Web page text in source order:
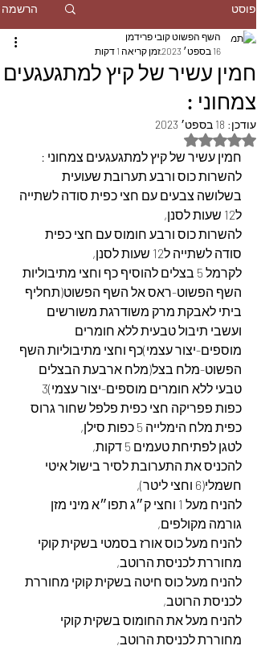
פוסט הרשמה
חמין עשיר של קיץ למתגעגעים
צמחוני :
השף הפשוט קובי פרידמן
16 בספט׳ 2023
זמן קריאה 1 דקות
עודכן: 18 בספט׳ 2023
דירוג של NaN מתוך 5 כוכבים
חמין עשיר של קיץ למתגעגעים צמחוני :
להשרות כוס ורבע תערובת שעועית
בשלושה צבעים עם חצי כפית סודה לשתייה
ל12 שעות לסנן,
להשרות כוס ורבע חומוס עם חצי כפית
סודה לשתייה ל12 שעות לסנן,
לקרמל 5 בצלים להוסיף כף וחצי מתיבוליות
השף הפשוט-ראס אל השף הפשוט(תחליף
ביתי לאבקת מרק משודרגת משורשים
ועשבי תיבול טבעית ללא חומרים
מוספים-יצור עצמי)כף וחצי מתיבוליות השף
הפשוט-מלח בצל(מלח ארבעת הבצלים
כפות פפריקה חצי כפית פלפל שחור גרוס
כפית מלח הימלייה 5 כפות סילן,
לטגן לפתיחת טעמים 5 דקות,
להכניס את התערובת לסיר בישול איטי
חשמלי(6 וחצי ליטר),
להניח מעל 1 וחצי ק״ג תפו״א מיני מזן
גורמה מקולפים,
להניח מעל כוס אורז בסמטי בשקית קוקי
מחוררת לכניסת הרוטב,
להניח מעל כוס חיטה בשקית קוקי מחוררת
לכניסת הרוטב,
להניח מעל את החומוס בשקית קוקי
מחוררת לכניסת הרוטב,